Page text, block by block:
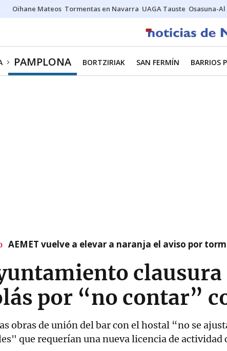
Oihane Mateos Tormentas en Navarra UAGA Tauste Osasuna-Al
PAMPLONA BORTZIRIAK SAN FERMÍN BARRIOS
AEMET vuelve a elevar a naranja el aviso por
clausura
por “no contar”
obras de unión del bar con el hostal “no se
que requerían una nueva licencia de actividad